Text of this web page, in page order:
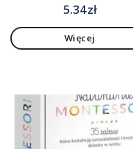
5.34zł
Więcej